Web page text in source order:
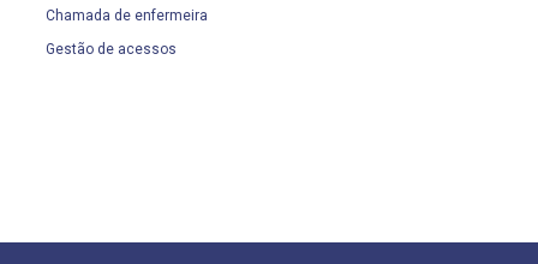
Chamada de enfermeira
Gestão de acessos